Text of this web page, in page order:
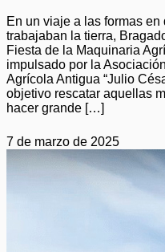
En un viaje a las formas
trabajaban la tierra,
Fiesta de la Maquinaria
impulsado por la
Agrícola Antigua “Julio
objetivo rescatar aquellas
hacer grande […]
7 de marzo de 2025